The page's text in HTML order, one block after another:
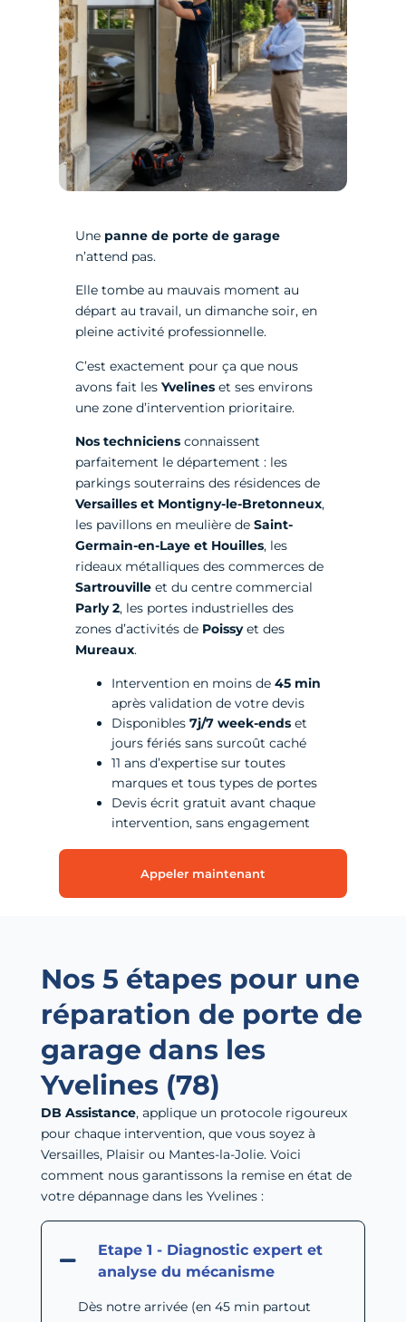
Une panne de porte de garage
n’attend pas.
Elle tombe au mauvais moment au
départ au travail, un dimanche soir, en
pleine activité professionnelle.
C’est exactement pour ça que nous
avons fait les Yvelineset ses environs
une zone d’intervention prioritaire.
Nos techniciensconnaissent
parfaitement le département : les
parkings souterrains des résidences de
Versailles et Montigny-le-Bretonneux,
les pavillons en meulière de Saint-
Germain-en-Laye et Houilles, les
rideaux métalliques des commerces de
Sartrouvilleet du centre commercial
Parly 2, les portes industrielles des
zones d’activités de Poissyet des
Mureaux.
Intervention en moins de 45 min
après validation de votre devis
Disponibles7j/7 week-endset
jours fériés sans surcoût caché
11 ans d’expertise sur toutes
marques et tous types de portes
Devis écrit gratuit avant chaque
intervention, sans engagement
Appeler maintenant
Nos 5 étapes pour une
réparation de porte de
garage dans les
Yvelines (78)
DB Assistance, applique un protocole rigoureux
pour chaque intervention, que vous soyez à
Versailles, Plaisir ou Mantes-la-Jolie. Voici
comment nous garantissons la remise en état de
votre dépannage dans les Yvelines :
Etape 1 - Diagnostic expert et
analyse du mécanisme
Dès notre arrivée (en 45 min partout